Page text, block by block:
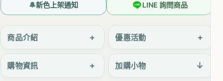
收
納
包
雨
LINE 詢問商品
🔔新色上架通知
商品介紹 + 優惠活動 +
購物資訊 + 加購小物 ↓